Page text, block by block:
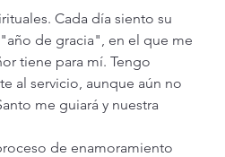
Cada día siento su
de gracia", en el que me
tiene para mí. Tengo
al servicio, aunque aún no
me guiará y nuestra
de enamoramiento